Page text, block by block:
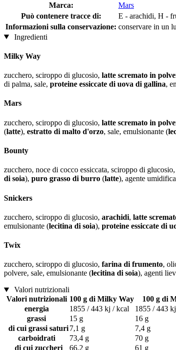
Marca:
Mars
Può contenere tracce di:
E - arachidi, H -
Informazioni sulla conservazione: conservare in un
Ingredienti
Milky Way
zucchero, sciroppo di glucosio, latte scremato in
di palma, sale, proteine ​​essiccate di uova di gallina,
Mars
zucchero, sciroppo di glucosio, latte scremato in
(latte), estratto di malto d'orzo, sale, emulsionante (
Bounty
zucchero, noce di cocco essiccata, sciroppo di
di soia), puro grasso di burro (latte), agente
Snickers
zucchero, sciroppo di glucosio, arachidi, latte
emulsionante (lecitina di soia), proteine ​​essiccate di
Twix
zucchero, sciroppo di glucosio, farina di frumento,
polvere, sale, emulsionante (lecitina di soia), agenti
Valori nutrizionali
Valori nutrizionali 100 g di Milky Way 100 g di
energia
1855 / 443 kj / kcal 1855 / 443
grassi
15 g 16 g
di cui grassi saturi7,1 g 7,4 g
carboidrati
73,4 g 70 g
di cui zuccheri
66,2 g 61 g